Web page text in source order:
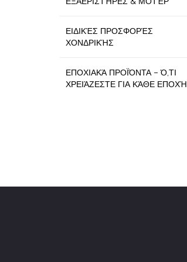
ΕΙΔΙΚΈΣ ΠΡΟΣΦΟΡΈΣ
ΧΟΝΔΡΙΚΉΣ
ΕΠΟΧΙΑΚΆ ΠΡΟΪΌΝΤΑ – Ό,ΤΙ
ΧΡΕΙΆΖΕΣΤΕ ΓΙΑ ΚΆΘΕ ΕΠΟΧΉ